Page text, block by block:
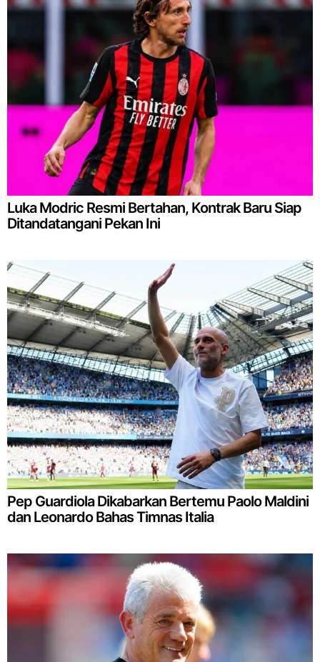
Luka Modric Resmi Bertahan, Kontrak Baru Siap
Ditandatangani Pekan Ini
Pep Guardiola Dikabarkan Bertemu Paolo Maldini
dan Leonardo Bahas Timnas Italia